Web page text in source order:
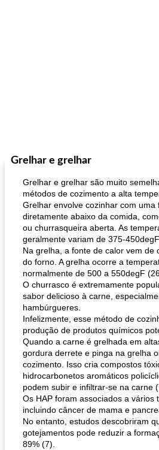
Grelhar e grelhar
Grelhar e grelhar são muito
métodos de cozimento a alta
Grelhar envolve cozinhar com uma
diretamente abaixo da comida,
ou churrasqueira aberta. As
geralmente variam de 375-
Na grelha, a fonte de calor vem de
do forno. A grelha ocorre a
normalmente de 500 a 550degF
O churrasco é extremamente
sabor delicioso à carne,
hambúrgueres.
Infelizmente, esse método de
produção de produtos químicos
Quando a carne é grelhada em
gordura derrete e pinga na grelha
cozimento. Isso cria compostos
hidrocarbonetos aromáticos
podem subir e infiltrar-se na carne
Os HAP foram associados a vários
incluindo câncer de mama e
No entanto, estudos descobriram
gotejamentos pode reduzir a
89% (7).